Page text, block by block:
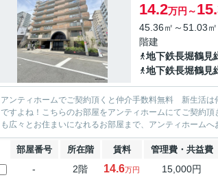
14.2万円～
45.36㎡～51.03
階建
地下鉄長堀鶴見
地下鉄長堀鶴見
アンティホームでご契約頂くと仲介手数料無料 新生活は
ですよね！こちらのお部屋をアンティホームにてご契約
も広々とお住まいになれるお部屋まで、アンティホームへ
部屋番号 所在階 賃料 管理費・共益費
- 2階 14.6万円 15,000円